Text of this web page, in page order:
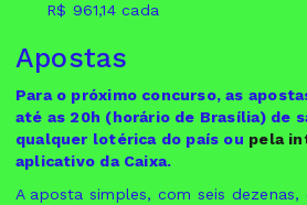
R$ 961,14 cada
Apostas
Para o próximo concurso, as
até as 20h (horário de Brasília) de
qualquer lotérica do país ou pela
aplicativo da Caixa.
A aposta simples, com seis dezenas,